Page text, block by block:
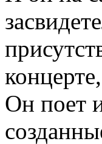
Он поет